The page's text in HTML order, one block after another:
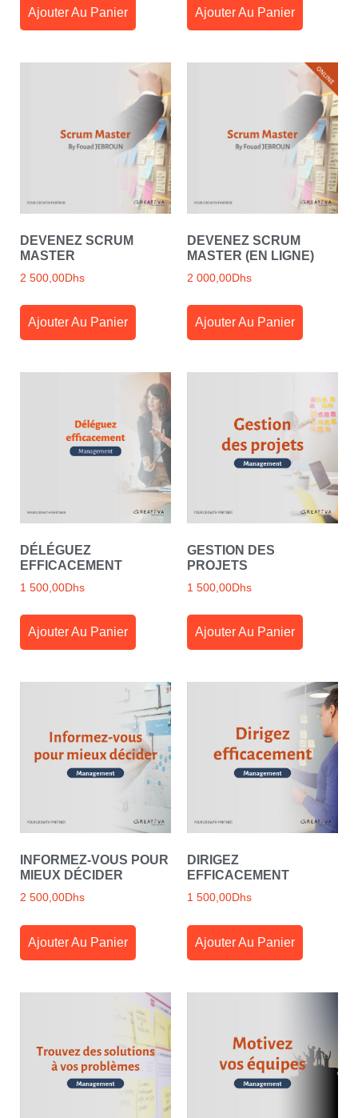
Ajouter Au Panier Ajouter Au Panier
DEVENEZ SCRUM
MASTER
2 500,00Dhs
Ajouter Au Panier
DEVENEZ SCRUM
MASTER (EN LIGNE)
2 000,00Dhs
Ajouter Au Panier
DÉLÉGUEZ
EFFICACEMENT
1 500,00Dhs
Ajouter Au Panier
GESTION DES
PROJETS
1 500,00Dhs
Ajouter Au Panier
INFORMEZ-VOUS POUR
MIEUX DÉCIDER
2 500,00Dhs
Ajouter Au Panier
DIRIGEZ
EFFICACEMENT
1 500,00Dhs
Ajouter Au Panier